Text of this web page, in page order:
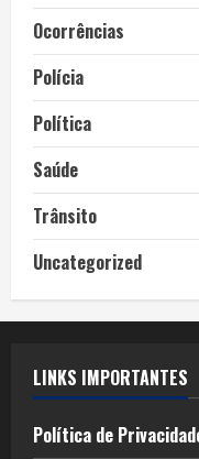
Ocorrências
Polícia
Política
Saúde
Trânsito
Uncategorized
LINKS IMPORTANTES
Política de